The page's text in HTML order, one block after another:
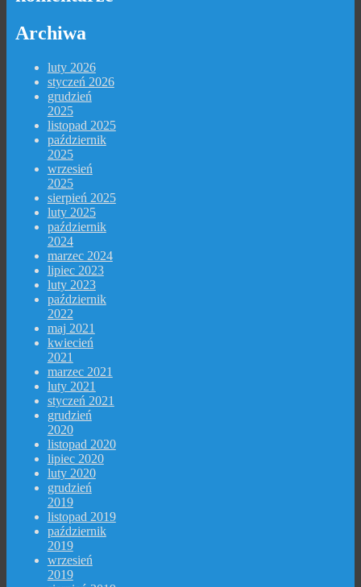
Archiwa
luty 2026
styczeń 2026
grudzień
2025
listopad 2025
październik
2025
wrzesień
2025
sierpień 2025
luty 2025
październik
2024
marzec 2024
lipiec 2023
luty 2023
październik
2022
maj 2021
kwiecień
2021
marzec 2021
luty 2021
styczeń 2021
grudzień
2020
listopad 2020
lipiec 2020
luty 2020
grudzień
2019
listopad 2019
październik
2019
wrzesień
2019